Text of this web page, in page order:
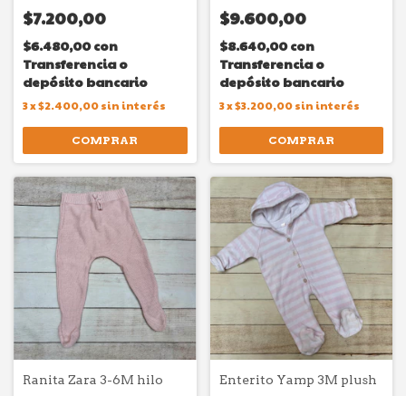
$7.200,00
$6.480,00con
Transferencia o
depósito bancario
3x$2.400,00sin interés
COMPRAR
$9.600,00
$8.640,00con
Transferencia o
depósito bancario
3x$3.200,00 sin interés
COMPRAR
Ranita Zara 3-6M hilo Enterito Yamp 3M plush